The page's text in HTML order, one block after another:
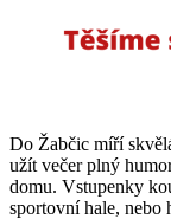
Do Žabčic míří
užít večer plný
domu. Vstupenky
sportovní hale, nebo